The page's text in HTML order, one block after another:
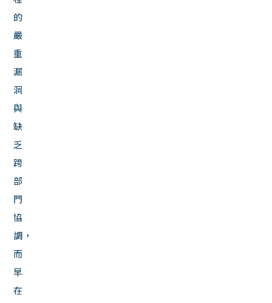
的
嚴
重
漏
洞
與
缺
乏
跨
部
門
協
調，
而
早
在